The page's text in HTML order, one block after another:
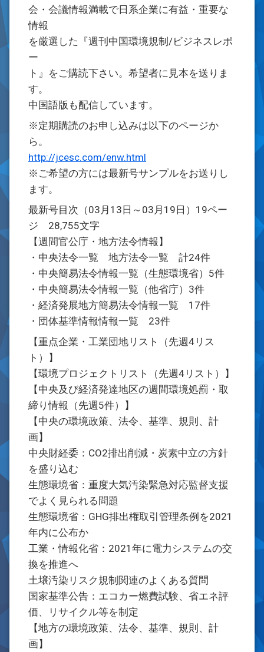
会・会議情報満載で日系企業に有益・重要な
情報
を厳選した『週刊中国環境規制/ビジネスレポ
ー
ト』をご購読下さい。希望者に見本を送りま
す。
中国語版も配信しています。
※定期購読のお申し込みは以下のページか
ら。
http://jcesc.com/enw.html
※ご希望の方には最新号サンプルをお送りし
ます。
最新号目次（03月13日～03月19日）19ペー
ジ 28,755文字
【週間官公庁・地方法令情報】
・中央法令一覧 地方法令一覧 計24件
・中央簡易法令情報一覧（生態環境省）5件
・中央簡易法令情報一覧（他省庁）3件
・経済発展地方簡易法令情報一覧 17件
・団体基準情報情報一覧 23件
【重点企業・工業団地リスト（先週4リス
ト）】
【環境プロジェクトリスト（先週4リスト）】
【中央及び経済発達地区の週間環境処罰・取
締り情報（先週5件）】
【中央の環境政策、法令、基準、規則、計
画】
中央財経委：CO2排出削減・炭素中立の方針
を盛り込む
生態環境省：重度大気汚染緊急対応監督支援
でよく見られる問題
生態環境省：GHG排出権取引管理条例を2021
年内に公布か
工業・情報化省：2021年に電力システムの交
換を推進へ
土壌汚染リスク規制関連のよくある質問
国家基準公告：エコカー燃費試験、省エネ評
価、リサイクル等を制定
【地方の環境政策、法令、基準、規則、計
画】